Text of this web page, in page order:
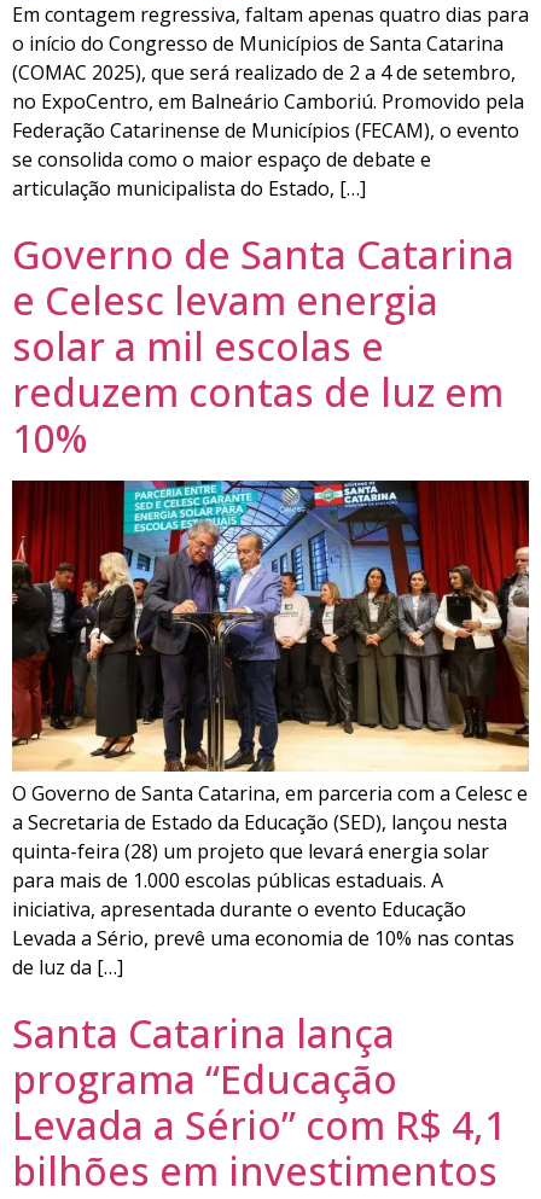
Em contagem regressiva, faltam apenas quatro dias para
o início do Congresso de Municípios de Santa Catarina
(COMAC 2025), que será realizado de 2 a 4 de setembro,
no ExpoCentro, em Balneário Camboriú. Promovido pela
Federação Catarinense de Municípios (FECAM), o evento
se consolida como o maior espaço de debate e
articulação municipalista do Estado, […]
Governo de Santa Catarina
e Celesc levam energia
solar a mil escolas e
reduzem contas de luz em
10%
O Governo de Santa Catarina, em parceria com a Celesc e
a Secretaria de Estado da Educação (SED), lançou nesta
quinta-feira (28) um projeto que levará energia solar
para mais de 1.000 escolas públicas estaduais. A
iniciativa, apresentada durante o evento Educação
Levada a Sério, prevê uma economia de 10% nas contas
de luz da […]
Santa Catarina lança
programa “Educação
Levada a Sério” com R$ 4,1
bilhões em investimentos